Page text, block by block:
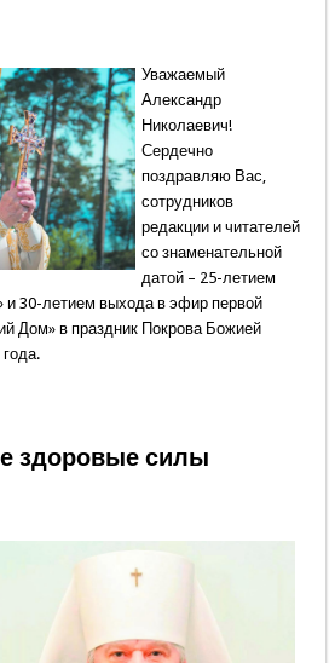
Уважаемый
Александр
Николаевич!
Сердечно
поздравляю Вас,
сотрудников
редакции и читателей
со знаменательной
датой – 25-летием
и 30-летием выхода в эфир первой
Дом» в праздник Покрова Божией
верности
здоровые силы